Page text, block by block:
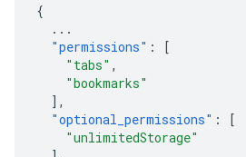
{
...
"permissions" :
[
"tabs" ,
"bookmarks"
],
"optional_permissions" :
[
"unlimitedStorage"